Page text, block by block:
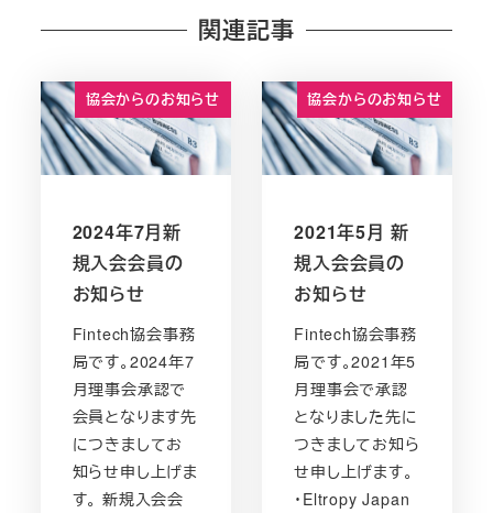
関連記事
協会からのお知らせ
2024年7月新
規入会会員の
お知らせ
Fintech協会事務
局です。2024年7
月理事会承認で
会員となります先
につきましてお
知らせ申し上げま
す。 新規入会会
協会からのお知らせ
2021年5月 新
規入会会員の
お知らせ
Fintech協会事務
局です。2021年5
月理事会で承認
となりました先に
つきましてお知ら
せ申し上げます。
・Eltropy Japan